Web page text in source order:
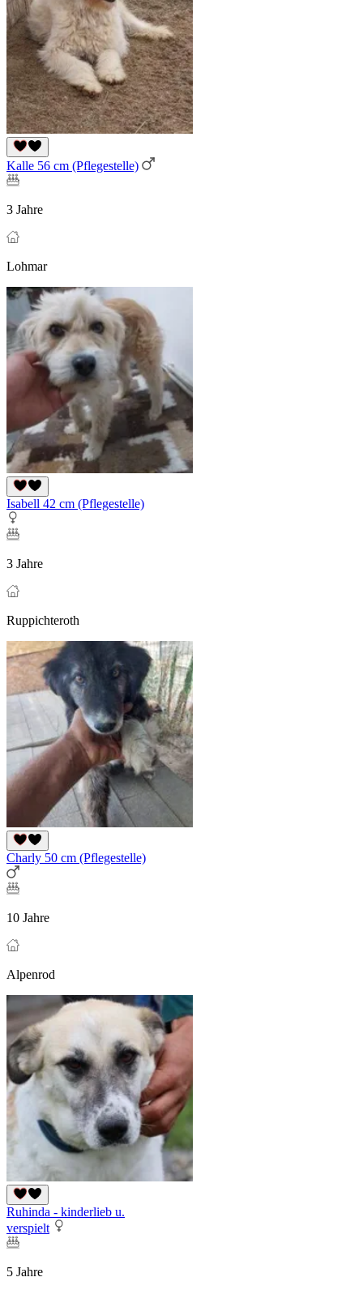
Kalle 56 cm (Pflegestelle)
3 Jahre
Lohmar
Isabell 42 cm (Pflegestelle)
3 Jahre
Ruppichteroth
Charly 50 cm (Pflegestelle)
10 Jahre
Alpenrod
Ruhinda - kinderlieb u.
verspielt
5 Jahre